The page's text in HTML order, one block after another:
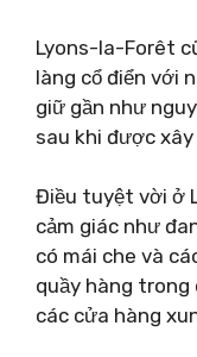
Lyons-la-Forêt
làng cổ điển với
giữ gần như
sau khi được
Điều tuyệt vời ở
cảm giác như
có mái che và
quầy hàng trong
các cửa hàng